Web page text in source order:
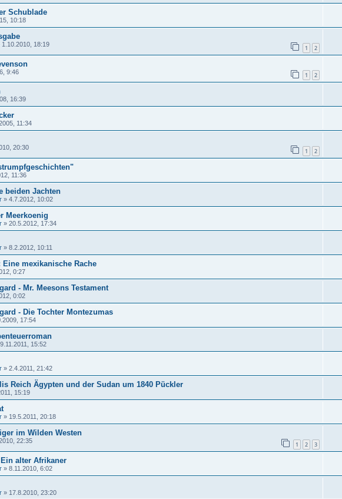
Schublade
10:18
1.10.2010, 18:19 1 2
9:46 1 2
16:39
11:34
20:30 1 2
11:36
beiden Jachten
» 4.7.2012, 10:02
Meerkoenig
» 20.5.2012, 17:34
» 8.2.2012, 10:11
Eine mexikanische Rache
0:27
- Mr. Meesons Testament
0:02
- Die Tochter Montezumas
17:54
15:52
» 2.4.2011, 21:42
Reich Ägypten und der Sudan um 1840 Pückler
15:19
» 19.5.2011, 20:18
im Wilden Westen
22:35 1 2 3
alter Afrikaner
» 8.11.2010, 6:02
» 17.8.2010, 23:20